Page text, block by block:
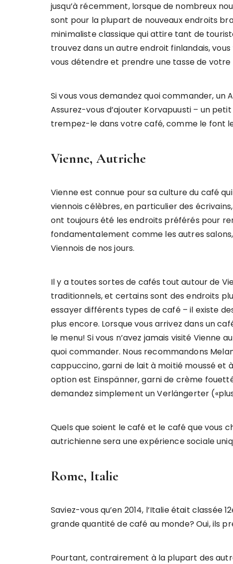
jusqu’à récemment, lorsque de nombreux
sont pour la plupart de nouveaux endroits
minimaliste classique qui attire tant de
trouvez dans un autre endroit finlandais,
vous détendre et prendre une tasse de
Si vous vous demandez quoi commander, un
Assurez-vous d’ajouter Korvapuusti – un
trempez-le dans votre café, comme le font
Vienne, Autriche
Vienne est connue pour sa culture du café
viennois célèbres, en particulier des
ont toujours été les endroits préférés pour
fondamentalement comme les autres
Viennois de nos jours.
Il y a toutes sortes de cafés tout autour de
traditionnels, et certains sont des endroits
essayer différents types de café – il existe
plus encore. Lorsque vous arrivez dans un
le menu! Si vous n’avez jamais visité Vienne
quoi commander. Nous recommandons
cappuccino, garni de lait à moitié moussé et
option est Einspänner, garni de crème
demandez simplement un Verlängerter
Quels que soient le café et le café que vous
autrichienne sera une expérience sociale
Rome, Italie
Saviez-vous qu’en 2014, l’Italie était classée
grande quantité de café au monde? Oui, ils
Pourtant, contrairement à la plupart des